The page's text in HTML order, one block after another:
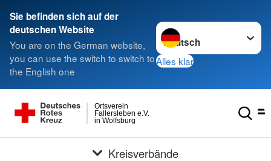
Sie befinden sich auf der
deutschen Website
You are on the German website,
you can use the switch to switch to
the English one
Sprache wechseln zu
Alles klar
in Wolfsburg
Fallersleben e.V.
Ortsverein
Kreisverbände